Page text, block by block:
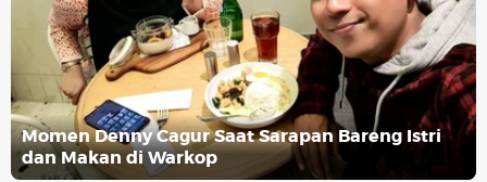
Momen Denny Cagur Saat Sarapan Bareng Istri
dan Makan di Warkop